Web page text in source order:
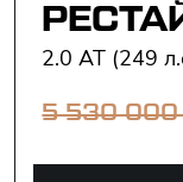
2.0 AT (249
5 530